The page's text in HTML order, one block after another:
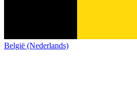
België (Nederlands)